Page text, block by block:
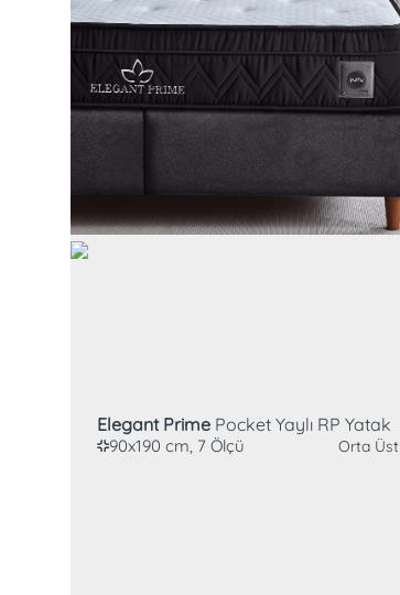
Elegant Prime Pocket Yaylı RP Yatak
90x190 cm, 7 Ölçü Orta Üst